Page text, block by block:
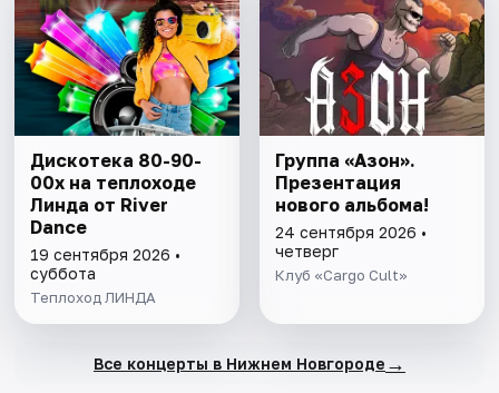
Дискотека 80-90-
00х на теплоходе
Линда от River
Dance
19 сентября 2026 •
суббота
Теплоход ЛИНДА
Группа «Азон».
Презентация
нового альбома!
24 сентября 2026 •
четверг
Клуб «Cargo Cult»
Все концерты в Нижнем Новгороде →